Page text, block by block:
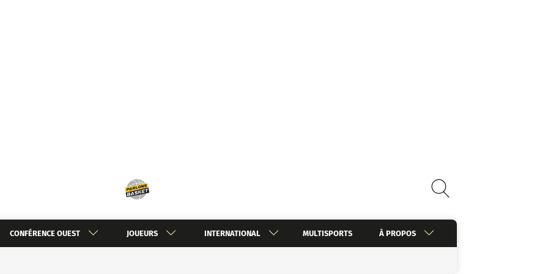
CONFÉRENCE OUEST JOUEURS INTERNATIONAL MULTISPORTS À PROPOS